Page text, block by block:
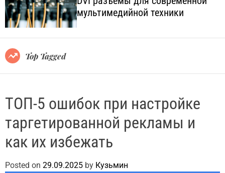
l
.
c
o
m
o
l
e
мультимедийной техники
Top Tagged
ТОП-5 ошибок при настройке
таргетированной рекламы и
как их избежать
Posted on 29.09.2025 by Кузьмин